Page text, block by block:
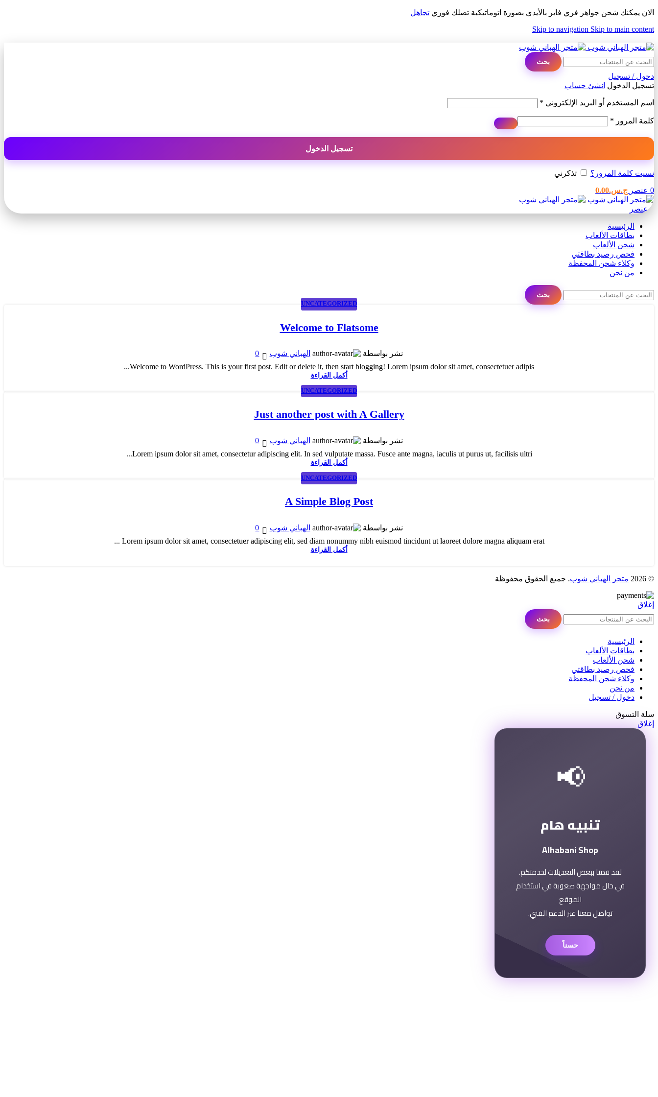
الان يمكنك شحن جواهر فري فاير بالأيدي بصورة اتوماتيكية تصلك فوري تجاهل
Skip to navigation Skip to main content
بحث
دخول / تسجيل
تسجيل الدخول انشئ حساب
اسم المستخدم أو البريد الإلكتروني *
كلمة المرور *
تسجيل الدخول
نسيت كلمة المرور؟ تذكرني
0 عنصر ج.س.0.00
0 عنصر
الرئيسية
بطاقات الألعاب
شحن الألعاب
فحص رصيد بطاقتي
وكلاء شحن المحفظة
من نحن
بحث
UNCATEGORIZED
Welcome to Flatsome
نشر بواسطة الهباني شوب
0
Welcome to WordPress. This is your first post. Edit or delete it, then start blogging! Lorem ipsum dolor sit amet, consectetuer adipis...
أكمل القراءة
UNCATEGORIZED
Just another post with A Gallery
نشر بواسطة الهباني شوب
0
Lorem ipsum dolor sit amet, consectetur adipiscing elit. In sed vulputate massa. Fusce ante magna, iaculis ut purus ut, facilisis ultri...
أكمل القراءة
UNCATEGORIZED
A Simple Blog Post
نشر بواسطة الهباني شوب
0
Lorem ipsum dolor sit amet, consectetuer adipiscing elit, sed diam nonummy nibh euismod tincidunt ut laoreet dolore magna aliquam erat ...
أكمل القراءة
© 2026 متجر الهباني شوب. جميع الحقوق محفوظة
إغلاق
بحث
الرئيسية
بطاقات الألعاب
شحن الألعاب
فحص رصيد بطاقتي
وكلاء شحن المحفظة
من نحن
دخول / تسجيل
سلة التسوق
إغلاق
📢
تنبيه هام
Alhabani Shop
لقد قمنا ببعض التعديلات لخدمتكم.
في حال مواجهة صعوبة في استخدام
الموقع
تواصل معنا عبر الدعم الفني.
حسناً